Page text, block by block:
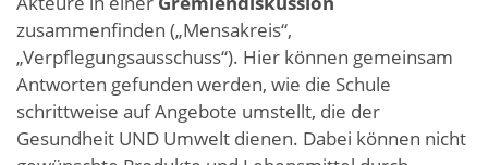
zusammenfinden („Mensakreis“,
„Verpflegungsausschuss“). Hier können gemeinsam
Antworten gefunden werden, wie die Schule
schrittweise auf Angebote umstellt, die der
Gesundheit UND Umwelt dienen. Dabei können nicht